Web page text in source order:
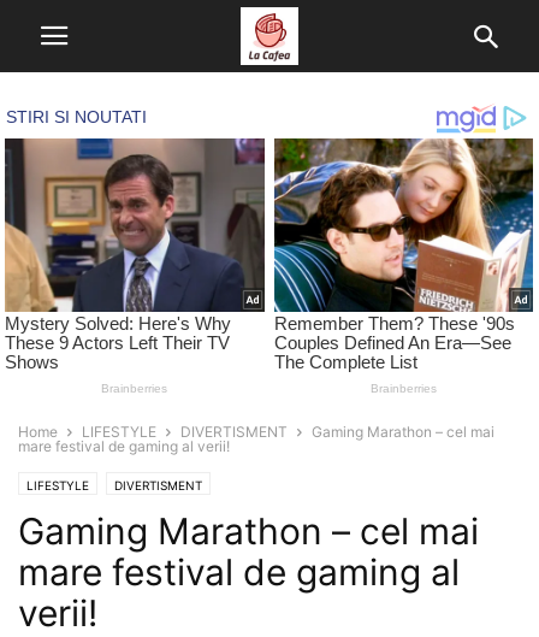
Home LIFESTYLE DIVERTISMENT
Gaming Marathon – cel mai
mare festival de gaming al verii!
LIFESTYLE DIVERTISMENT
Gaming Marathon – cel mai
mare festival de gaming al
verii!